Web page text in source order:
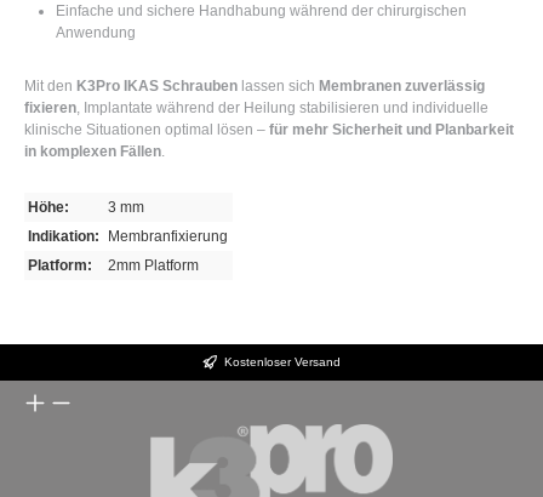
Einfache und sichere Handhabung während der chirurgischen
Anwendung
Mit den K3Pro IKAS Schrauben lassen sich Membranen zuverlässig
fixieren, Implantate während der Heilung stabilisieren und individuelle
klinische Situationen optimal lösen – für mehr Sicherheit und Planbarkeit
in komplexen Fällen.
Höhe:
3 mm
Indikation:
Membranfixierung
Platform:
2mm Platform
Kostenloser Versand